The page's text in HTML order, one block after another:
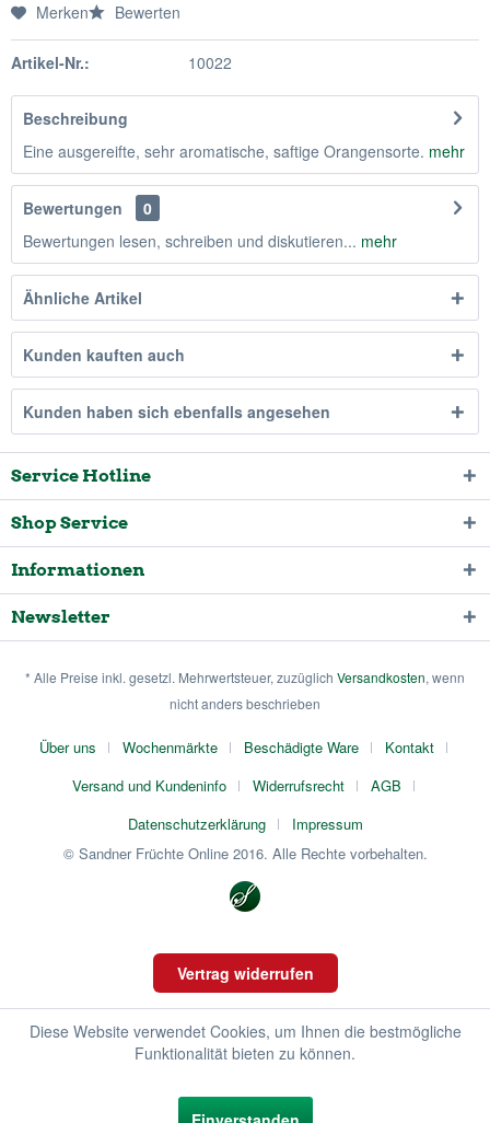
Merken Bewerten
Artikel-Nr.: 10022
Beschreibung
Eine ausgereifte, sehr aromatische, saftige Orangensorte. mehr
Bewertungen
0
Bewertungen lesen, schreiben und diskutieren... mehr
Ähnliche Artikel
Kunden kauften auch
Kunden haben sich ebenfalls angesehen
Service Hotline
Shop Service
Informationen
Newsletter
* Alle Preise inkl. gesetzl. Mehrwertsteuer, zuzüglich Versandkosten, wenn
nicht anders beschrieben
Über uns Wochenmärkte Beschädigte Ware
Kontakt
Versand und Kundeninfo
Widerrufsrecht
AGB
Datenschutzerklärung
Impressum
© Sandner Früchte Online 2016. Alle Rechte vorbehalten.
Vertrag widerrufen
Diese Website verwendet Cookies, um Ihnen die bestmögliche
Funktionalität bieten zu können.